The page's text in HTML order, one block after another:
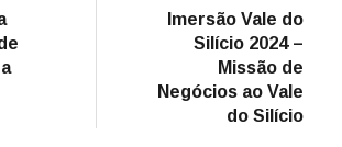
Imersão Vale do
Silício 2024 –
Missão de
Negócios ao Vale
do Silício